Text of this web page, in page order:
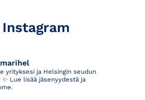
Instagram
yrityksesi ja Helsingin seudun
Lue lisää jäsenyydestä ja